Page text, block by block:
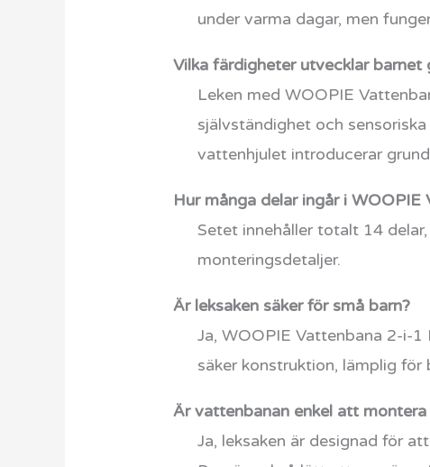
under varma dagar, men
Vilka färdigheter utvecklar
Leken med WOOPIE
självständighet och
vattenhjulet introducerar
Hur många delar ingår i
Setet innehåller totalt 14
monteringsdetaljer.
Är leksaken säker för små barn?
Ja, WOOPIE Vattenbana 2-i-
säker konstruktion, lämplig för
Är vattenbanan enkel att
Ja, leksaken är designad för